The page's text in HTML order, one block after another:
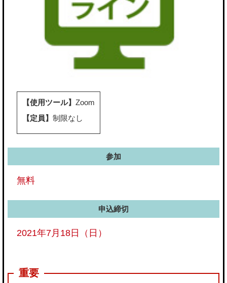
【使用ツール】Zoom
【定員】制限なし
参加
無料
申込締切
2021年7月18日（日）